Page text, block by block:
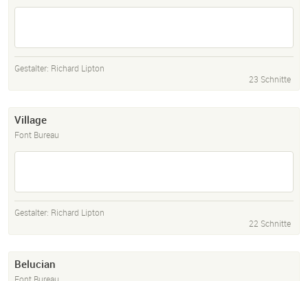
Gestalter: Richard Lipton
23 Schnitte
Village
Font Bureau
Gestalter: Richard Lipton
22 Schnitte
Belucian